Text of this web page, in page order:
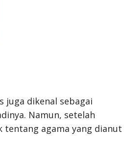
juga dikenal sebagai
Namun, setelah
agama yang dianut